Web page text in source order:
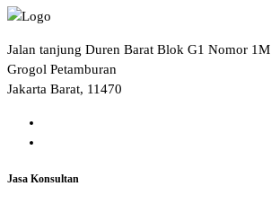
Jalan tanjung Duren Barat Blok G1 Nomor 1M
Grogol Petamburan
Jakarta Barat, 11470
Jasa Konsultan